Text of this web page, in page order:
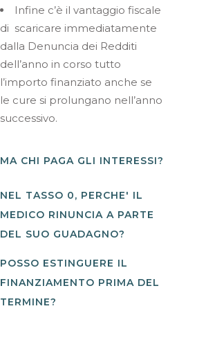
Infine c’è il vantaggio fiscale
di scaricare immediatamente
dalla Denuncia dei Redditi
dell’anno in corso tutto
l’importo finanziato anche se
le cure si prolungano nell’anno
successivo.
MA CHI PAGA GLI INTERESSI?
NEL TASSO 0, PERCHE' IL
MEDICO RINUNCIA A PARTE
DEL SUO GUADAGNO?
POSSO ESTINGUERE IL
FINANZIAMENTO PRIMA DEL
TERMINE?